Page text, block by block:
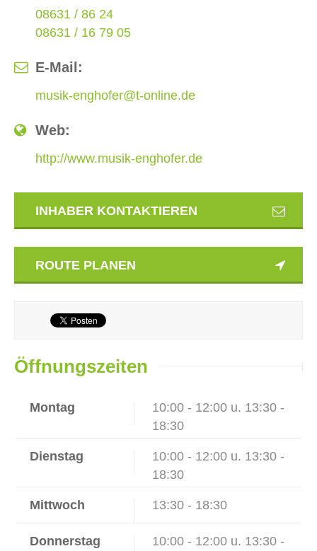
08631 / 86 24
08631 / 16 79 05
E-Mail:
musik-enghofer@t-online.de
Web:
http://www.musik-enghofer.de
INHABER KONTAKTIEREN
ROUTE PLANEN
Öffnungszeiten
Montag
10:00 - 12:00 u. 13:30 -
18:30
Dienstag
10:00 - 12:00 u. 13:30 -
18:30
Mittwoch 13:30 - 18:30
Donnerstag
10:00 - 12:00 u. 13:30 -